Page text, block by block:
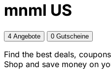
mnml US
4 Angebote 0 Gutscheine
Find the best deals,
Shop and save money on